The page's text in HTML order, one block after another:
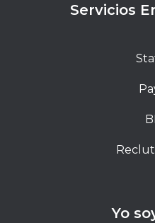
Servicios
Yo